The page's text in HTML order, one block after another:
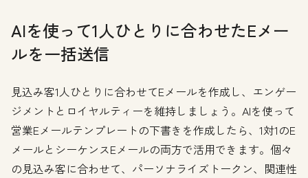
AIを使って1人ひとりに合わせたEメー
ルを一括送信
見込み客1人ひとりに合わせてEメールを作成し、エンゲー
ジメントとロイヤルティーを維持しましょう。AIを使って
営業Eメールテンプレートの下書きを作成したら、1対1のE
メールとシーケンスEメールの両方で活用できます。個々
の見込み客に合わせて、パーソナライズトークン、関連性